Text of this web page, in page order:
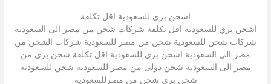
اشحن بري للسعودية اقل تكلفة
اشحن بري للسعودية اقل تكلفة شركات شحن من مصر الى السعودية
شركات شحن للسعودية شحن من مصر للسعودية شركات الشحن من
مصر الى السعودية اشحن بري للسعودية اقل تكلفة شحن برى من
مصر الى السعودية شحن دولى من مصر للسعودية شحن للسعودية
شحن برى شحن من مصرللسعودية